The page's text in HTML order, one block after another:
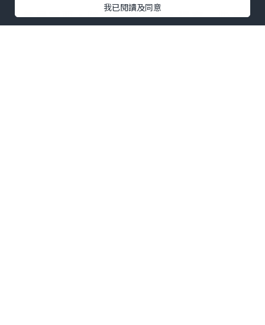
保養最重要，除了保養品外，還有一些基
我已閱讀及同意